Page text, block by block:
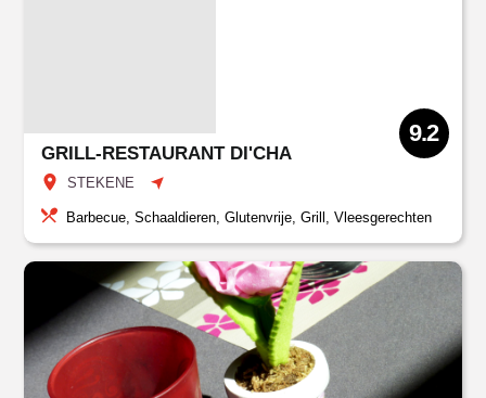
GRILL-RESTAURANT DI'CHA
STEKENE
9.2
Barbecue, Schaaldieren, Glutenvrije, Grill, Vleesgerechten